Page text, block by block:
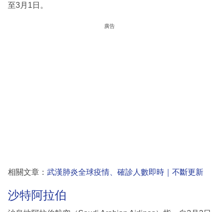
至3月1日。
廣告
相關文章： 武漢肺炎全球疫情、確診人數即時｜不斷更新
沙特阿拉伯